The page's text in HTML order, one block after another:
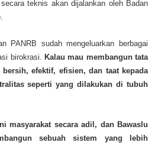
teknis akan dijalankan oleh Badan
PANRB sudah mengeluarkan berbagai
birokrasi. Kalau mau membangun tata
efektif, efisien, dan taat kepada
seperti yang dilakukan di tubuh
masyarakat secara adil, dan Bawaslu
sebuah sistem yang lebih